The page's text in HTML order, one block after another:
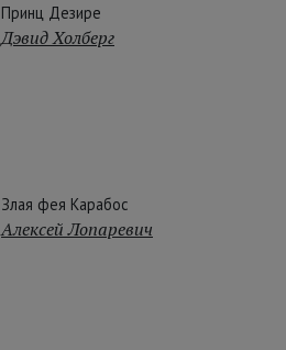
Принц Дезире
Дэвид Холберг
Злая фея Карабос
Алексей Лопаревич